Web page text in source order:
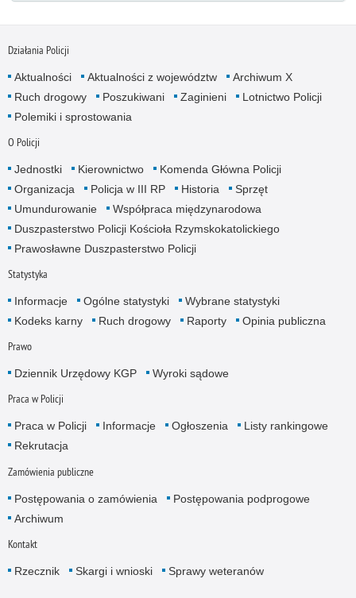
Działania Policji
Aktualności Aktualności z województw
Archiwum X
Ruch drogowy
Poszukiwani Zaginieni
Lotnictwo Policji
Polemiki i sprostowania
O Policji
Jednostki Kierownictwo
Komenda Główna Policji
Organizacja
Policja w III RP Historia
Sprzęt
Umundurowanie
Współpraca międzynarodowa
Duszpasterstwo Policji Kościoła Rzymskokatolickiego
Prawosławne Duszpasterstwo Policji
Statystyka
Informacje Ogólne statystyki
Wybrane statystyki
Kodeks karny
Ruch drogowy Raporty Opinia publiczna
Prawo
Dziennik Urzędowy KGP Wyroki sądowe
Praca w Policji
Praca w Policji Informacje Ogłoszenia
Listy rankingowe
Rekrutacja
Zamówienia publiczne
Postępowania o zamówienia
Postępowania podprogowe
Archiwum
Kontakt
Rzecznik Skargi i wnioski Sprawy weteranów